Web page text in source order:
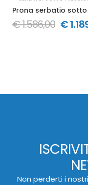
Prona serbatio
€ 1.586,00 €
Non perderti i